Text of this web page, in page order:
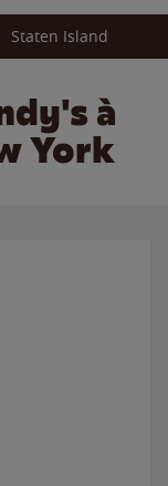
Staten Island
à
York